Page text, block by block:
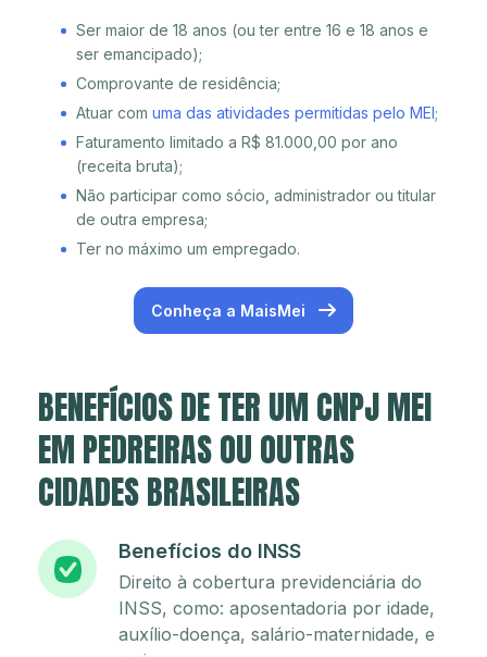
Ser maior de 18 anos (ou ter entre 16 e 18 anos e
ser emancipado);
Comprovante de residência;
Atuar com uma das atividades permitidas pelo MEI;
Faturamento limitado a R$ 81.000,00 por ano
(receita bruta);
Não participar como sócio, administrador ou titular
de outra empresa;
Ter no máximo um empregado.
Conheça a MaisMei
BENEFÍCIOS DE TER UM CNPJ MEI
EM PEDREIRAS OU OUTRAS
CIDADES BRASILEIRAS
Benefícios do INSS
Direito à cobertura previdenciária do
INSS, como: aposentadoria por idade,
auxílio-doença, salário-maternidade, e